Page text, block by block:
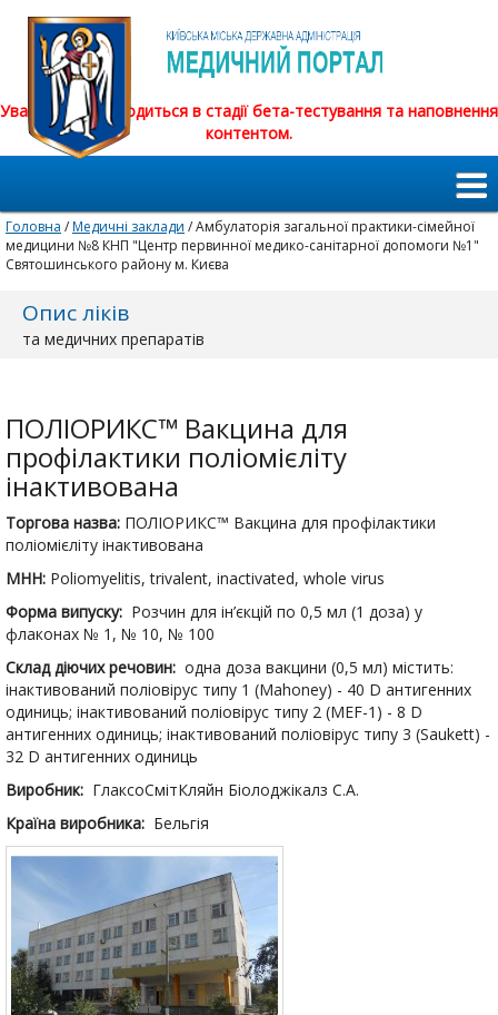
Увага! Сайт знаходиться в стадії бета-тестування та наповнення
контентом.
Головна /Медичні заклади / Амбулаторія загальної практики-сімейної
медицини №8 КНП "Центр первинної медико-санітарної допомоги №1"
Святошинського району м. Києва
Опис ліків
та медичних препаратів
ПОЛІОРИКС™ Вакцина для
профілактики поліомієліту
інактивована
Торгова назва: ПОЛІОРИКС™ Вакцина для профілактики
поліомієліту інактивована
МНН: Poliomyelitis, trivalent, inactivated, whole virus
Форма випуску: Розчин для ін’єкцій по 0,5 мл (1 доза) у
флаконах № 1, № 10, № 100
Склад діючих речовин: одна доза вакцини (0,5 мл) містить:
інактивований поліовірус типу 1 (Mahoney) - 40 D антигенних
одиниць; інактивований поліовірус типу 2 (MEF-1) - 8 D
антигенних одиниць; інактивований поліовірус типу 3 (Saukett) -
32 D антигенних одиниць
Виробник: ГлаксоСмітКляйн Біолоджікалз С.А.
Країна виробника: Бельгія